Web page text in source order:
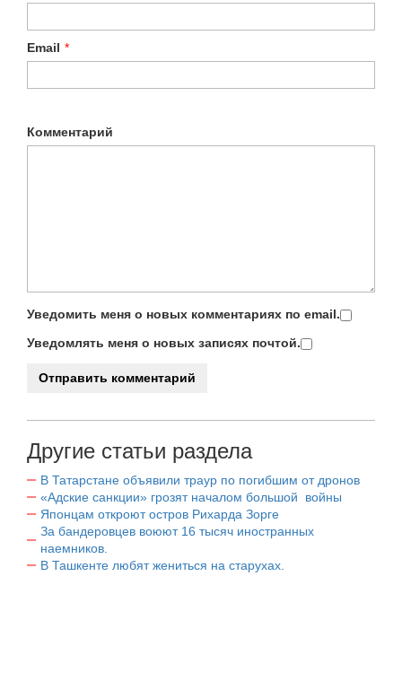
Email *
Комментарий
Уведомить меня о новых комментариях по email.
Уведомлять меня о новых записях почтой.
Другие статьи раздела
В Татарстане объявили траур по погибшим от дронов
«Адские санкции» грозят началом большой войны
Японцам откроют остров Рихарда Зорге
За бандеровцев воюют 16 тысяч иностранных
наемников.
В Ташкенте любят жениться на старухах.